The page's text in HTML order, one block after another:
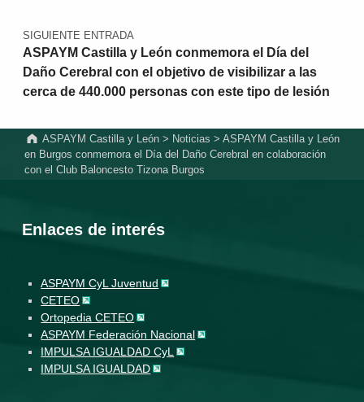
SIGUIENTE ENTRADA
ASPAYM Castilla y León conmemora el Día del
Daño Cerebral con el objetivo de visibilizar a las
cerca de 440.000 personas con este tipo de lesión
ASPAYM Castilla y León > Noticias >ASPAYM Castilla y León
en Burgos conmemora el Día del Daño Cerebral en colaboración
con el Club Baloncesto Tizona Burgos
Enlaces de interés
ASPAYM CyL Juventud
CETEO
Ortopedia CETEO
ASPAYM Federación Nacional
IMPULSA IGUALDAD CyL
IMPULSA IGUALDAD